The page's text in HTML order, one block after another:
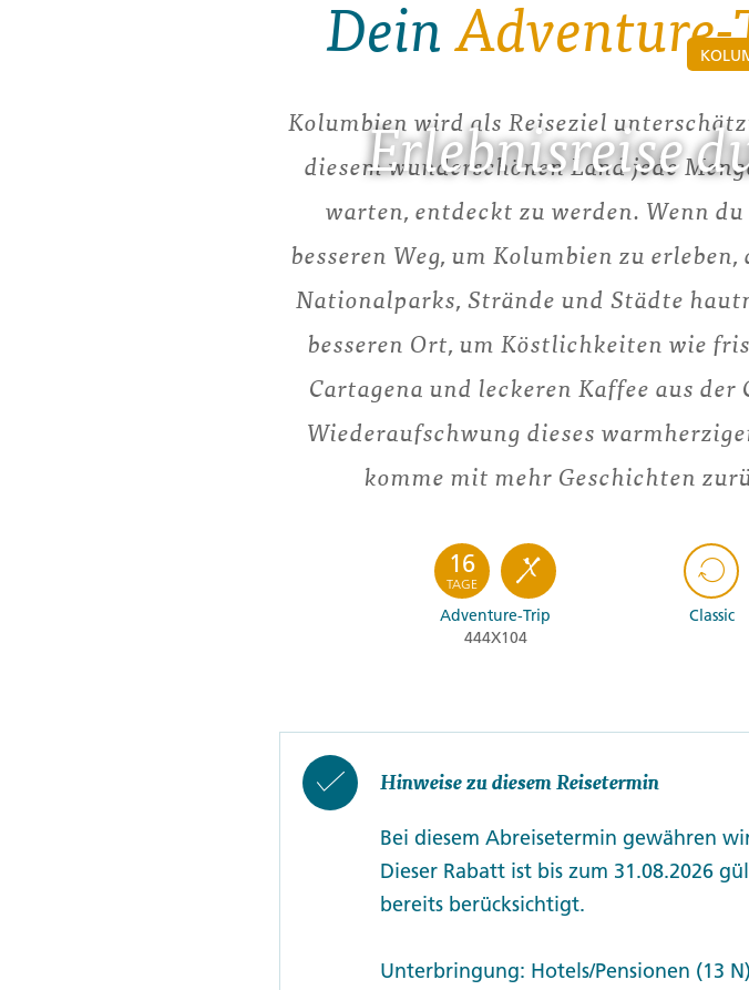
Erlebnisreise
Dein
Kolumbien wird als Reiseziel
diesem wunderschönen Land jede
warten, entdeckt zu werden. Wenn
besseren Weg, um Kolumbien zu
Nationalparks, Strände und Städte
besseren Ort, um Köstlichkeiten wie
Cartagena und leckeren Kaffee aus
Wiederaufschwung dieses
komme mit mehr Geschichten
16
TAGE
Adventure-Trip
444X104
Classic
Hinweise zu diesem Reisetermin
Bei diesem Abreisetermin gewähren
Dieser Rabatt ist bis zum 31.08.2026
bereits berücksichtigt.
Unterbringung: Hotels/Pensionen (13